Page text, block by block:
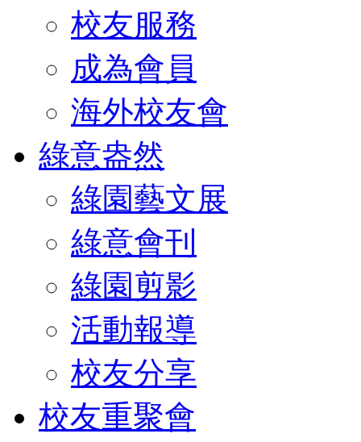
校友服務
成為會員
海外校友會
綠意盎然
綠園藝文展
綠意會刊
綠園剪影
活動報導
校友分享
校友重聚會